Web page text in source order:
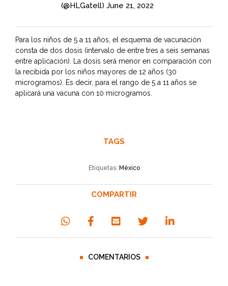
(@HLGatell) June 21, 2022
Para los niños de 5 a 11 años, el esquema de vacunación
consta de dos dosis (intervalo de entre tres a seis semanas
entre aplicación). La dosis será menor en comparación con
la recibida por los niños mayores de 12 años (30
microgramos). Es decir, para el rango de 5 a 11 años se
aplicará una vacuna con 10 microgramos.
TAGS
Etiquetas: México
COMPARTIR
COMENTARIOS